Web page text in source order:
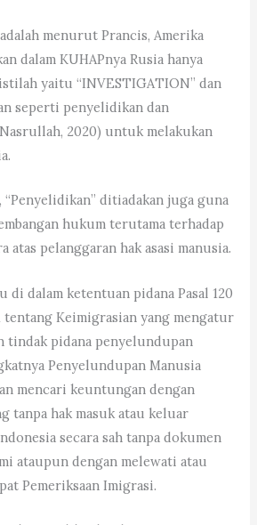
menurut Prancis, Amerika
dalam KUHAPnya Rusia hanya
yaitu “INVESTIGATION” dan
seperti penyelidikan dan
2020) untuk melakukan
“Penyelidikan” ditiadakan juga guna
hukum terutama terhadap
atas pelanggaran hak asasi manusia.
di dalam ketentuan pidana Pasal 120
tentang Keimigrasian yang mengatur
tindak pidana penyelundupan
Penyelundupan Manusia
mencari keuntungan dengan
tanpa hak masuk atau keluar
secara sah tanpa dokumen
ataupun dengan melewati atau
Pemeriksaan Imigrasi.